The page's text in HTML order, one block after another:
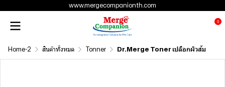
www.mergecompanionth.com
0
Home-2 สินค้าทั้งหมด Tonner Dr.Merge Toner เปลือกผิวส้ม